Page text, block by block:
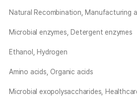
Natural Recombination, Manufacturing
Microbial enzymes, Detergent enzymes
Ethanol, Hydrogen
Amino acids, Organic acids
Microbial exopolysaccharides,